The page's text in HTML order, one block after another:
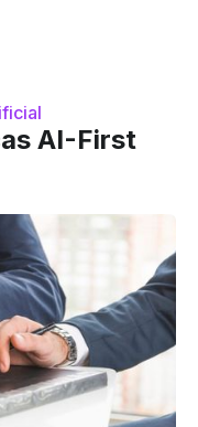
AI-First